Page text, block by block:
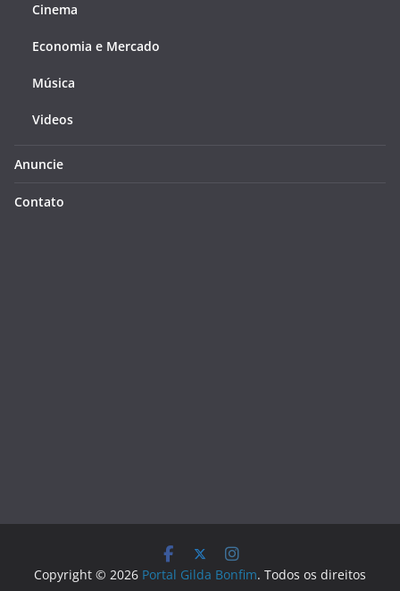
Cinema
Economia e Mercado
Música
Videos
Anuncie
Contato
Copyright © 2026 Portal Gilda Bonfim. Todos os direitos